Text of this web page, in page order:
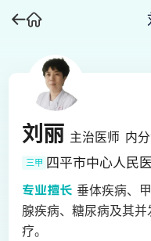
刘丽 主治医师 内
三甲 四平市中心人民
垂体疾病、
腺疾病、糖尿病及其
疗。